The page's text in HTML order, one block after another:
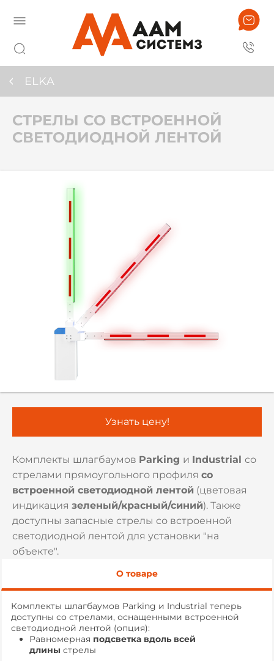
ELKA
СТРЕЛЫ СО ВСТРОЕННОЙ
СВЕТОДИОДНОЙ ЛЕНТОЙ
Комплекты шлагбаумов Parking и Industrial со
стрелами прямоугольного профиля со
встроенной светодиодной лентой (цветовая
индикация зеленый/красный/синий). Также
доступны запасные стрелы со встроенной
светодиодной лентой для установки "на
объекте".
Узнать цену!
О товаре
Комплекты шлагбаумов Parking и Industrial теперь
доступны со стрелами, оснащенными встроенной
светодиодной лентой (опция):
Равномерная подсветка вдоль всей
длины стрелы